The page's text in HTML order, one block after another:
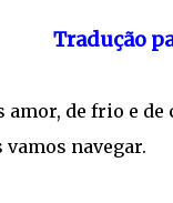
Tradução
amor, de frio e de
navegar.